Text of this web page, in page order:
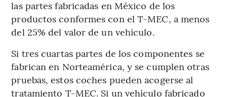
las partes fabricadas en México de los
productos conformes con el T-MEC, a menos
del 25% del valor de un vehículo.
Si tres cuartas partes de los componentes se
fabrican en Norteamérica, y se cumplen otras
pruebas, estos coches pueden acogerse al
tratamiento T-MEC. Si un vehículo fabricado